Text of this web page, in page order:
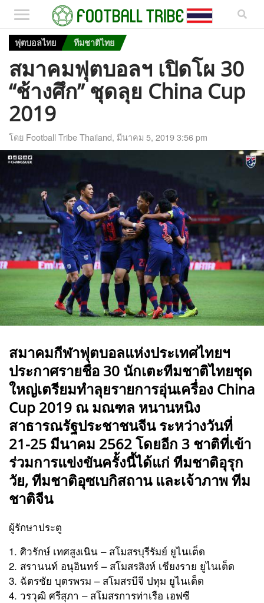
ฟุตบอลไทย ทีมชาติไทย
สมาคมฟุตบอลฯ เปิดโผ 30
“ช้างศึก” ชุดลุย China Cup
2019
โดย Football Tribe Thailand, มีนาคม 5, 2019 3:56 pm
สมาคมกีฬาฟุตบอลแห่งประเทศไทยฯ
ประกาศรายชื่อ 30 นักเตะทีมชาติไทยชุด
ใหญ่เตรียมทำลุยรายการอุ่นเครื่อง China
Cup 2019 ณ มณฑล หนานหนิง
สาธารณรัฐประชาชนจีน ระหว่างวันที่
21-25 มีนาคม 2562 โดยอีก 3 ชาติที่เข้า
ร่วมการแข่งขันครั้งนี้ได้แก่ ทีมชาติอุรุก
วัย, ทีมชาติอุซเบกิสถาน และเจ้าภาพ ทีม
ชาติจีน
ผู้รักษาประตู
1. ศิวรักษ์ เทศสูงเนิน – สโมสรบุรีรัมย์ ยูไนเต็ด
2. สรานนท์ อนุอินทร์ – สโมสรสิงห์ เชียงราย ยูไนเต็ด
3. ฉัตรชัย บุตรพรม – สโมสรบีจี ปทุม ยูไนเต็ด
4. วรวุฒิ ศรีสุภา – สโมสรการท่าเรือ เอฟซี